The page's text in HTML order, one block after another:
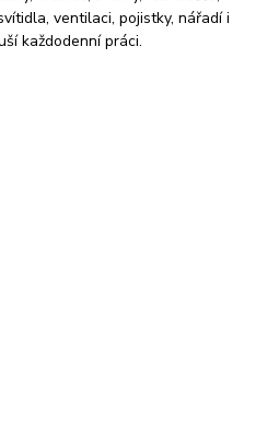
ventilaci, pojistky, nářadí i
každodenní práci.